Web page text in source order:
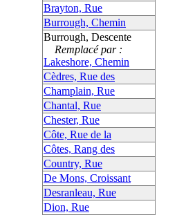
Brayton, Rue
Burrough, Chemin
Burrough, Descente
Remplacé par :
Lakeshore, Chemin
Cèdres, Rue des
Champlain, Rue
Chantal, Rue
Chester, Rue
Côte, Rue de la
Côtes, Rang des
Country, Rue
De Mons, Croissant
Desranleau, Rue
Dion, Rue